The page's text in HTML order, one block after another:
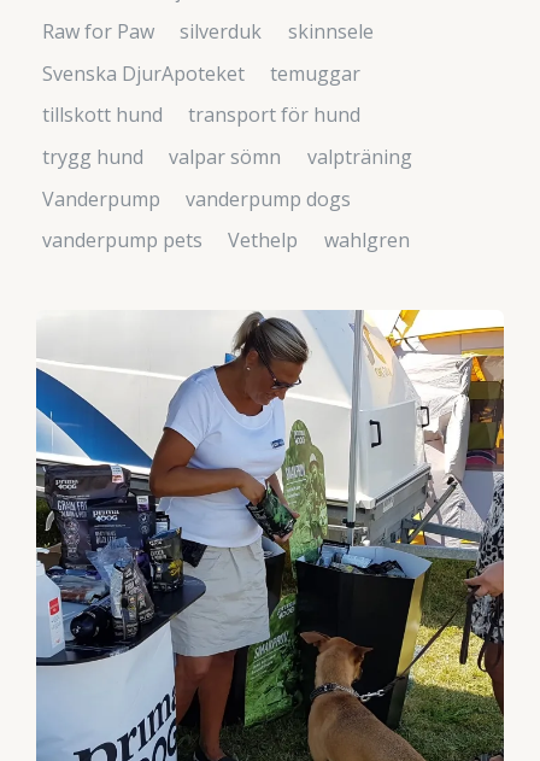
Raw for Paw
silverduk
skinnsele
Svenska DjurApoteket
temuggar
tillskott hund
transport för hund
trygg hund
valpar sömn
valpträning
Vanderpump
vanderpump dogs
vanderpump pets
Vethelp wahlgren